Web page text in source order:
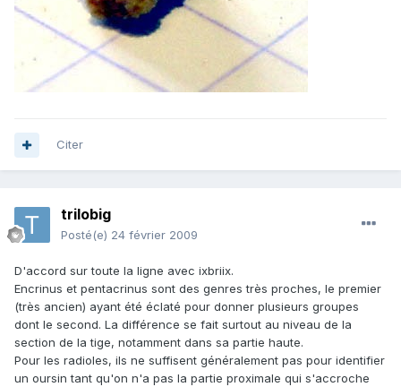
Citer
trilobig
Posté(e) 24 février 2009
D'accord sur toute la ligne avec ixbriix.
Encrinus et pentacrinus sont des genres très proches, le premier
(très ancien) ayant été éclaté pour donner plusieurs groupes
dont le second. La différence se fait surtout au niveau de la
section de la tige, notamment dans sa partie haute.
Pour les radioles, ils ne suffisent généralement pas pour identifier
un oursin tant qu'on n'a pas la partie proximale qui s'accroche